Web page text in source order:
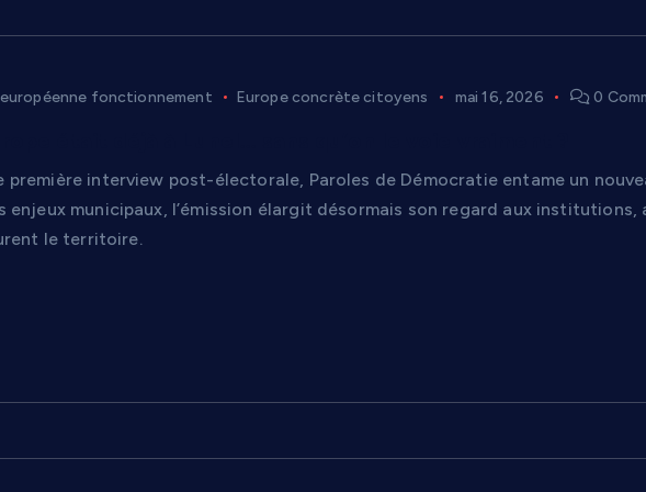
fonctionnement Europe concrète citoyens mai 16, 2026 0
première interview post-électorale, Paroles de Démocratie entame un
enjeux municipaux, l’émission élargit désormais son regard aux
le territoire.